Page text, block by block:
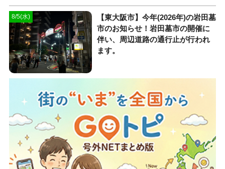
8/5(水)
【東大阪市】今年(2026年)の岩田墓
市のお知らせ！岩田墓市の開催に
伴い、周辺道路の通行止が行われ
ます。